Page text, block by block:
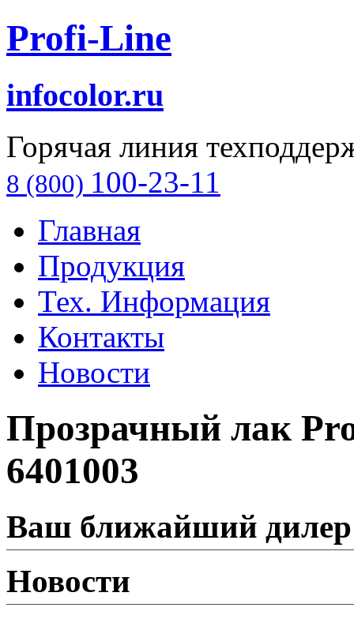
Profi-Line
infocolor.ru
Горячая линия
8 (800) 100-23-11
Главная
Продукция
Тех. Информация
Контакты
Новости
Прозрачный лак
6401003
Ваш ближайший дилер
Новости